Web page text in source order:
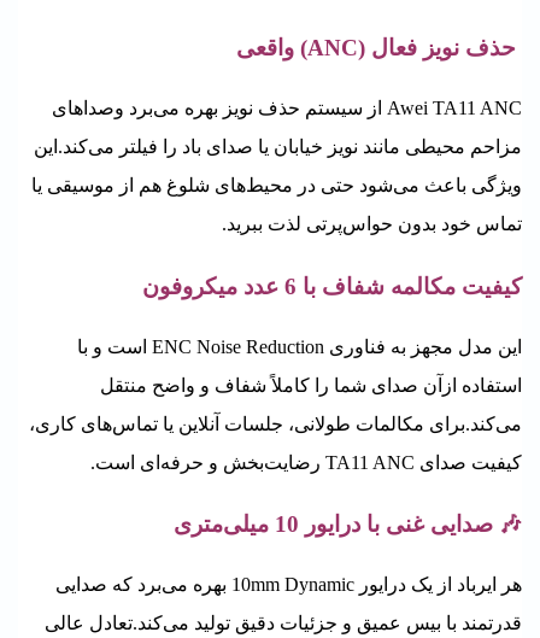
حذف نویز فعال (ANC) واقعی
Awei TA11 ANC از سیستم حذف نویز بهره می‌برد و
صداهای
مزاحم محیطی مانند نویز خیابان یا صدای باد را فیلتر می‌کند. این
ویژگی باعث می‌شود حتی در محیط‌های شلوغ هم از موسیقی یا
تماس خود بدون حواس‌پرتی لذت ببرید.
کیفیت مکالمه شفاف با 6 عدد میکروفون
این مدل مجهز به فناوری ENC Noise Reduction است و با
استفاده ازآن صدای شما را کاملاً شفاف و واضح منتقل
می‌کند.برای مکالمات طولانی، جلسات آنلاین یا تماس‌های کاری،
کیفیت صدای TA11 ANC رضایت‌بخش و حرفه‌ای است.
🎶 صدایی غنی با درایور 10 میلی‌متری
هر ایرباد از یک درایور 10mm Dynamic بهره می‌برد که صدایی
قدرتمند با بیس عمیق و جزئیات دقیق تولید می‌کند.تعادل عالی